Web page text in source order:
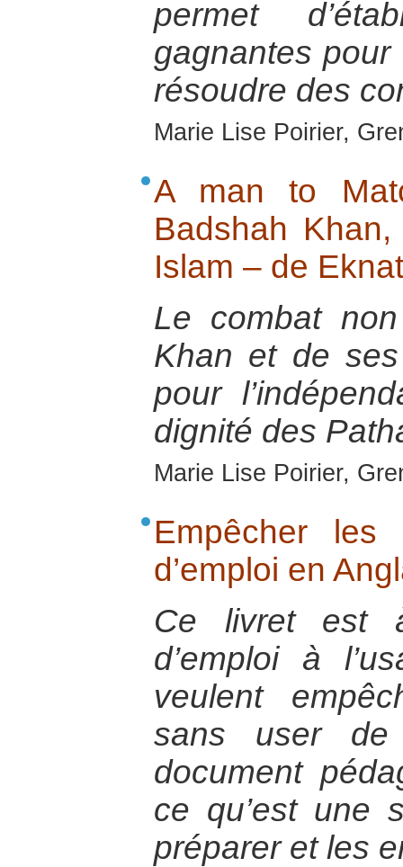
permet
gagnantes
résoudre des
Marie Lise Poirier,
A man to
Badshah
Islam – de
Le combat
Khan et de
pour
dignité des
Marie Lise Poirier,
Empêcher les
d’emploi en
Ce livret est
d’emploi à
veulent
sans user
document
ce qu’est une
préparer et les